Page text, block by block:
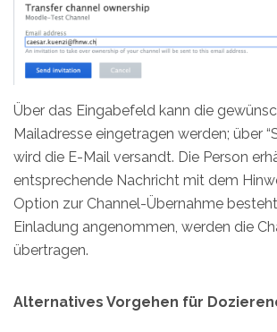
Über das Eingabefeld kann die
Mailadresse eingetragen werden; über
wird die E-Mail versandt. Die Person
entsprechende Nachricht mit dem
Option zur Channel-Übernahme
Einladung angenommen, werden die
übertragen.
Alternatives Vorgehen für